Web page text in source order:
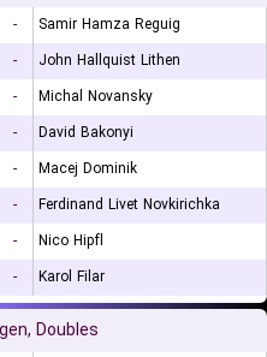
-
Samir Hamza Reguig
-
John Hallquist Lithen
-
Michal Novansky
-
David Bakonyi
-
Macej Dominik
-
Ferdinand Livet Novkirichka
-
Nico Hipfl
- Karol Filar
Doubles